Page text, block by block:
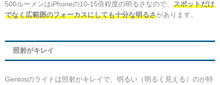
500ルーメンはiPhoneの10-15倍程度の明るさなので、 スポットだけ
でなく広範囲のフォーカスにしても十分な明るさがあります。
照射がキレイ
Gentosのライトは照射がキレイで、明るい（明るく見える）のが特